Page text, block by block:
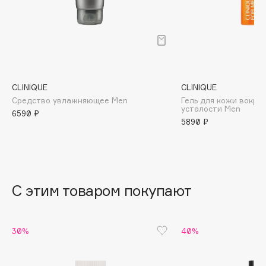
Banderas
Basicare
Batiste
beautyblender
Biodance
CLINIQUE
Средство увлажняющее Men
6590 ₽
CLINIQUE
Гель для кожи
усталости Men
5890 ₽
С этим товаром покупают
30% 40%